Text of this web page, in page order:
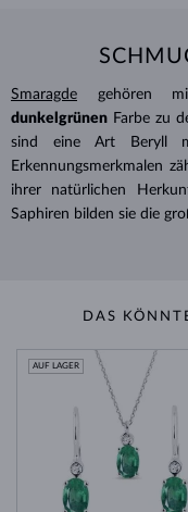
Smaragde gehören
dunkelgrünen Farbe zu
sind eine Art Beryll
Erkennungsmerkmalen
ihrer natürlichen
Saphiren bilden sie die
DAS
AUF LAGER